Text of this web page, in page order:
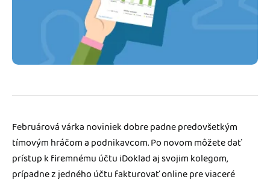
Podnikateľský servis
Spýtajte sa nás
Februárová várka noviniek dobre padne predovšetkým
tímovým hráčom a podnikavcom. Po novom môžete dať
prístup k firemnému účtu iDoklad aj svojim kolegom,
prípadne z jedného účtu fakturovať online pre viaceré